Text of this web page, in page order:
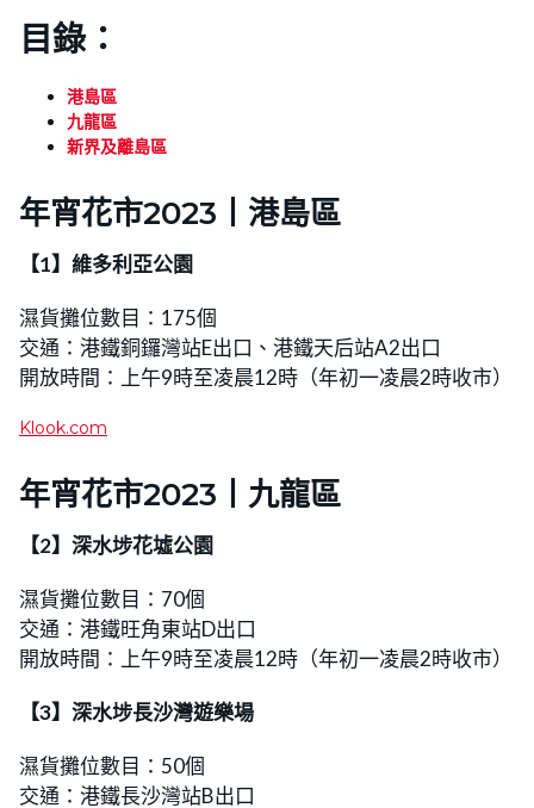
目錄：
港島區
九龍區
新界及離島區
年宵花市2023丨 港島區
【1】維多利亞公園
濕貨攤位數目：175個
交通：港鐵銅鑼灣站E出口、港鐵天后站A2出口
開放時間：上午9時至凌晨12時（年初一凌晨2時收市）
Klook.com
年宵花市2023丨 九龍區
【2】深水埗花墟公園
濕貨攤位數目：70個
交通：港鐵旺角東站D出口
開放時間：上午9時至凌晨12時（年初一凌晨2時收市）
【3】深水埗長沙灣遊樂場
濕貨攤位數目：50個
交通：港鐵長沙灣站B出口